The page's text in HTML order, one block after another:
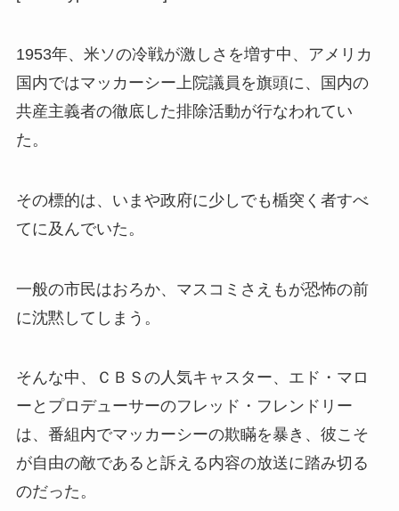
1953年、米ソの冷戦が激しさを増す中、アメリカ
国内ではマッカーシー上院議員を旗頭に、国内の
共産主義者の徹底した排除活動が行なわれてい
た。
その標的は、いまや政府に少しでも楯突く者すべ
てに及んでいた。
一般の市民はおろか、マスコミさえもが恐怖の前
に沈黙してしまう。
そんな中、ＣＢＳの人気キャスター、エド・マロ
ーとプロデューサーのフレッド・フレンドリー
は、番組内でマッカーシーの欺瞞を暴き、彼こそ
が自由の敵であると訴える内容の放送に踏み切る
のだった。